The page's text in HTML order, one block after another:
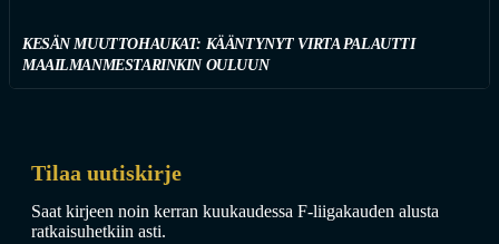
KESÄN MUUTTOHAUKAT: KÄÄNTYNYT VIRTA PALAUTTI
MAAILMANMESTARINKIN OULUUN
Tilaa uutiskirje
Saat kirjeen noin kerran kuukaudessa F-liigakauden alusta
ratkaisuhetkiin asti.